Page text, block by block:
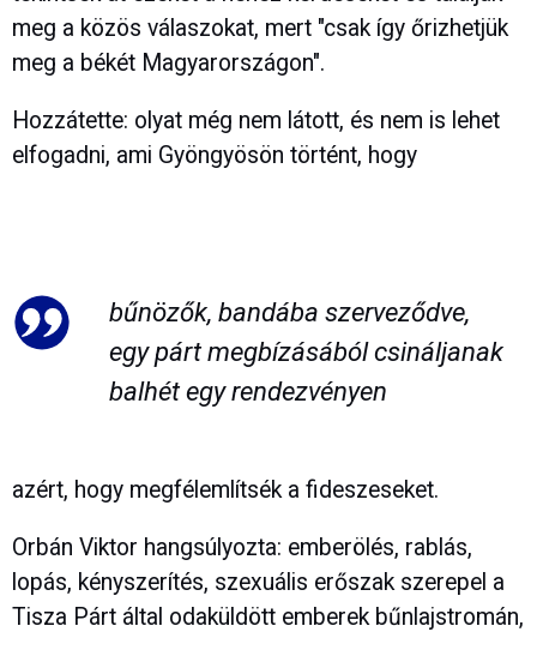
meg a közös válaszokat, mert "csak így őrizhetjük
meg a békét Magyarországon".
Hozzátette: olyat még nem látott, és nem is lehet
elfogadni, ami Gyöngyösön történt, hogy
bűnözők, bandába szerveződve,
egy párt megbízásából csináljanak
balhét egy rendezvényen
azért, hogy megfélemlítsék a fideszeseket.
Orbán Viktor hangsúlyozta: emberölés, rablás,
lopás, kényszerítés, szexuális erőszak szerepel a
Tisza Párt által odaküldött emberek bűnlajstromán,